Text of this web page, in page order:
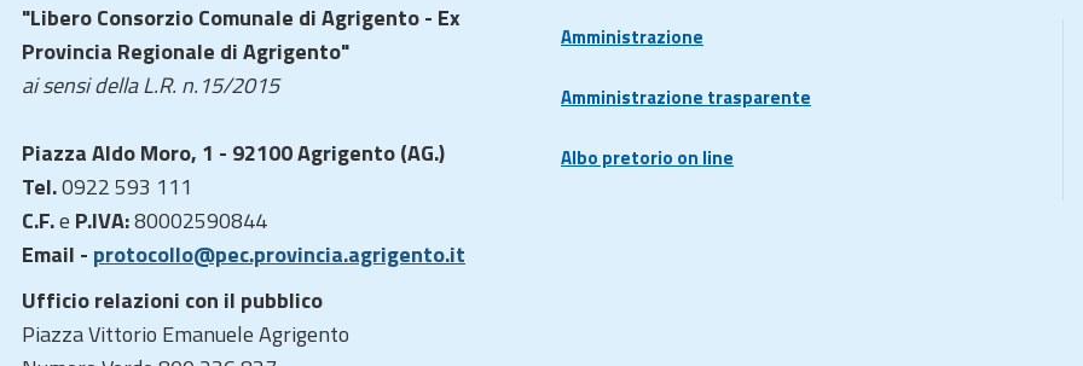
"Libero Consorzio Comunale di Agrigento - Ex
Provincia Regionale di Agrigento"
ai sensi della L.R. n.15/2015
Piazza Aldo Moro, 1 - 92100 Agrigento (AG.)
Tel.0922 593 111
C.F.e P.IVA:80002590844
Email - protocollo@pec.provincia.agrigento.it
Ufficio relazioni con il pubblico
Piazza Vittorio Emanuele Agrigento
Amministrazione
Amministrazione trasparente
Albo pretorio on line